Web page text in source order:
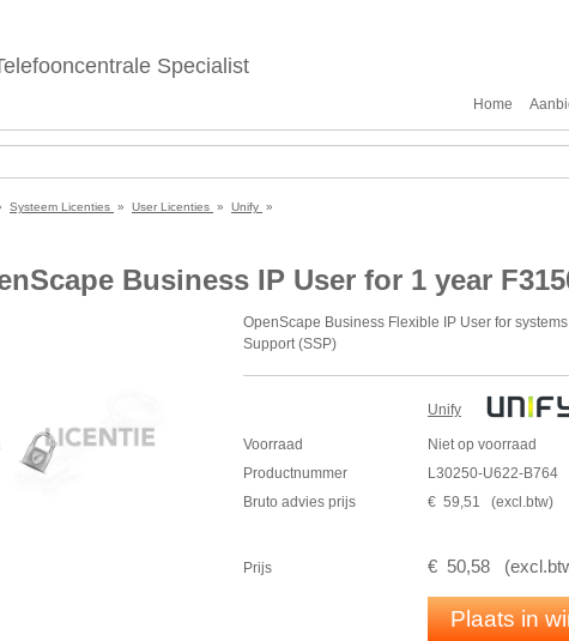
Specialist
Home
Systeem Licenties » User Licenties » Unify »
Business IP User for 1 year
OpenScape Business Flexible IP User for
Support (SSP)
User license for activating theTDMphones or IP
system telephones for external connections.
UC functions (e.g., VoiceMail, Smart UC, UC Suite).
combination of user licenses for 1, 3 and 5 year
Unify
Voorraad
Niet op voorraad
Productnummer
L30250-U622-B764
Bruto advies prijs
€ 59,51 (excl.btw)
Prijs € 50,58 (
Plaats in